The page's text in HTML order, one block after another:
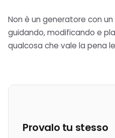
Non è un generatore con un
guidando, modificando e
qualcosa che vale la pena
Provalo tu stesso